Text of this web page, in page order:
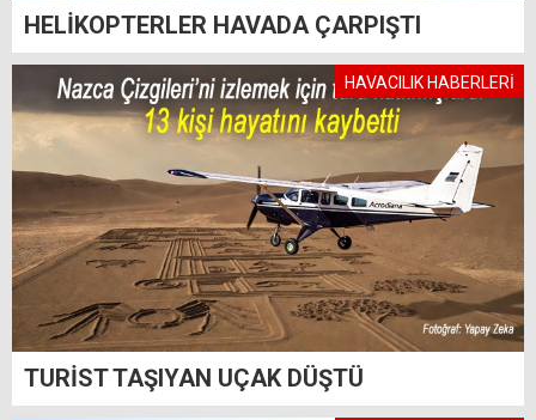
HELİKOPTERLER HAVADA ÇARPIŞTI
HAVACILIK HABERLERİ
TURİST TAŞIYAN UÇAK DÜŞTÜ